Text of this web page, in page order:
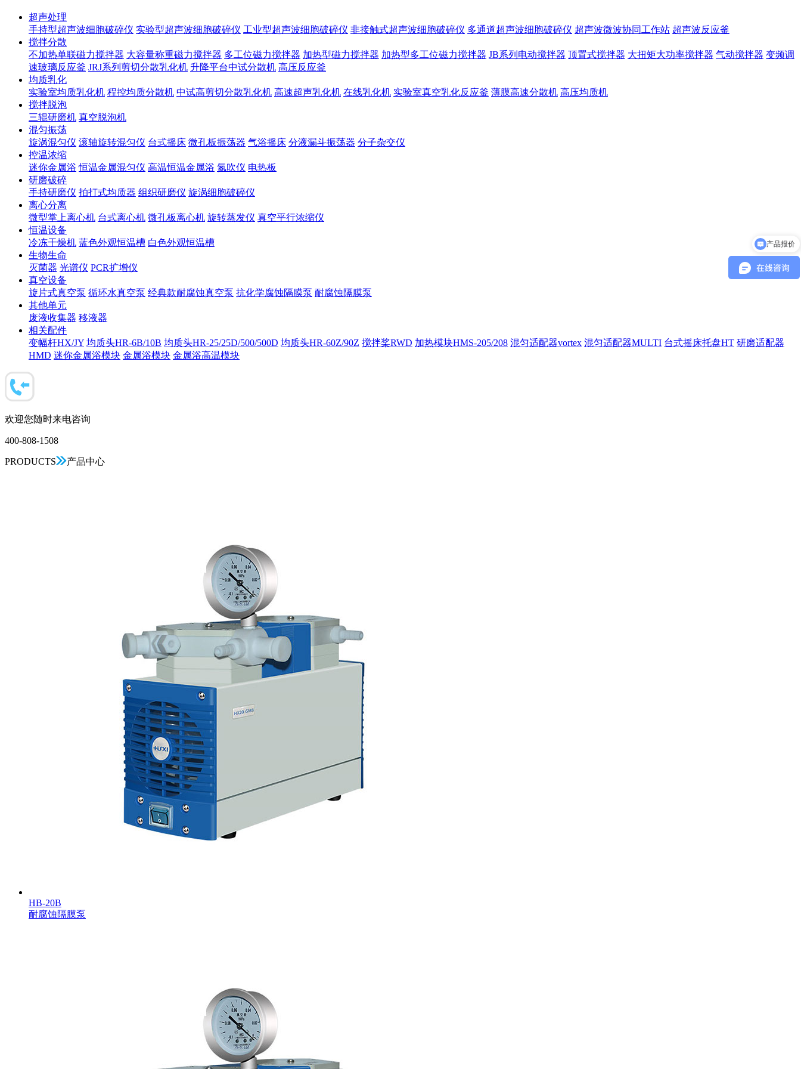
超声处理
手持型超声波细胞破碎仪 实验型超声波细胞破碎仪 工业型超声波细胞破碎仪 非接触式超声波细胞破碎仪 多通道超声波细胞破碎仪 超声波微波协同工作站 超声波反应釜
搅拌分散
不加热单联磁力搅拌器 大容量称重磁力搅拌器 多工位磁力搅拌器 加热型磁力搅拌器 加热型多工位磁力搅拌器 JB系列电动搅拌器 顶置式搅拌器 大扭矩大功率搅拌器 气动搅拌器 变频调
速玻璃反应釜 JRJ系列剪切分散乳化机 升降平台中试分散机 高压反应釜
均质乳化
实验室均质乳化机 程控均质分散机 中试高剪切分散乳化机 高速超声乳化机 在线乳化机 实验室真空乳化反应釜 薄膜高速分散机 高压均质机
搅拌脱泡
三辊研磨机 真空脱泡机
混匀振荡
旋涡混匀仪 滚轴旋转混匀仪 台式摇床 微孔板振荡器 气浴摇床 分液漏斗振荡器 分子杂交仪
控温浓缩
迷你金属浴 恒温金属混匀仪 高温恒温金属浴 氮吹仪 电热板
研磨破碎
手持研磨仪 拍打式均质器 组织研磨仪 旋涡细胞破碎仪
离心分离
微型掌上离心机 台式离心机 微孔板离心机 旋转蒸发仪 真空平行浓缩仪
恒温设备
冷冻干燥机 蓝色外观恒温槽 白色外观恒温槽
生物生命
灭菌器 光谱仪 PCR扩增仪
真空设备
旋片式真空泵 循环水真空泵 经典款耐腐蚀真空泵 抗化学腐蚀隔膜泵 耐腐蚀隔膜泵
其他单元
废液收集器 移液器
相关配件
变幅杆HX/JY 均质头HR-6B/10B 均质头HR-25/25D/500/500D 均质头HR-60Z/90Z 搅拌桨RWD 加热模块HMS-205/208 混匀适配器vortex 混匀适配器MULTI 台式摇床托盘HT 研磨适配器
HMD 迷你金属浴模块 金属浴模块 金属浴高温模块
欢迎您随时来电咨询
400-808-1508
PRODUCTS 产品中心
HB-20B
耐腐蚀隔膜泵
产品参数